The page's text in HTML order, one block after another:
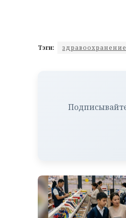
Тэги: здравоохранение